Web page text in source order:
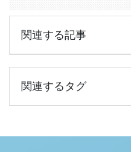
関連する記事
関連するタグ